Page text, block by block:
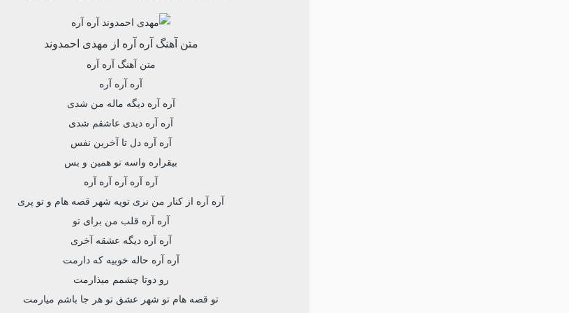
متن آهنگ آره آره از مهدی احمدوند
متن آهنگ آره آره
آره آره آره
آره آره دیگه ماله من شدی
آره آره دیدی عاشقم شدی
آره آره دل تا آخرین نفس
بیقراره واسه تو همین و بس
آره آره آره آره آره
آره آره از کنار من نری تویه شهر قصه هام و تو پری
آره آره قلب من برای تو
آره آره دیگه عشقه آخری
آره آره حاله خوبیه که دارمت
رو دوتا چشمم میذارمت
تو قصه هام تو شهر عشق تو هر جا باشم میارمت